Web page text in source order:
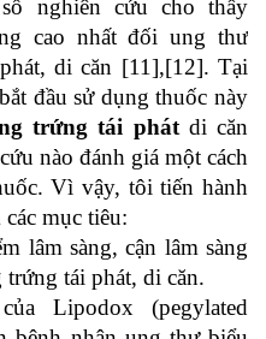
nghiên cứu cho thấy
cao nhất đối ung thư
di căn [11],[12]. Tại
đầu sử dụng thuốc này
trứng tái phát di căn
nào đánh giá một cách
Vì vậy, tôi tiến hành
mục tiêu:
lâm sàng, cận lâm sàng
tái phát, di căn.
Lipodox (pegylated